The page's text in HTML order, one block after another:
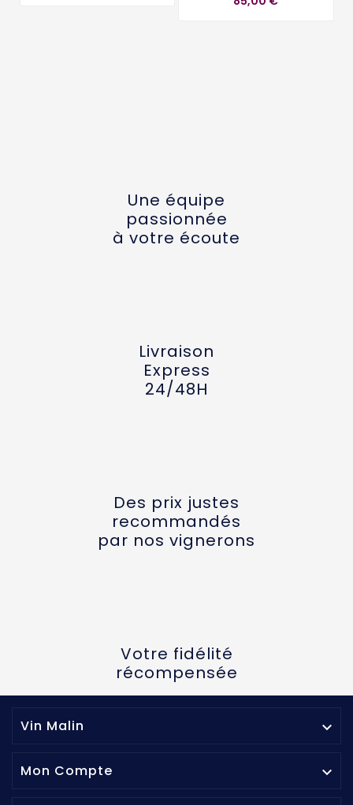
Une équipe
passionnée
à votre écoute
Livraison
Express
24/48H
Des prix justes
recommandés
par nos vignerons
Votre fidélité
récompensée
Vin Malin 
Mon Compte 